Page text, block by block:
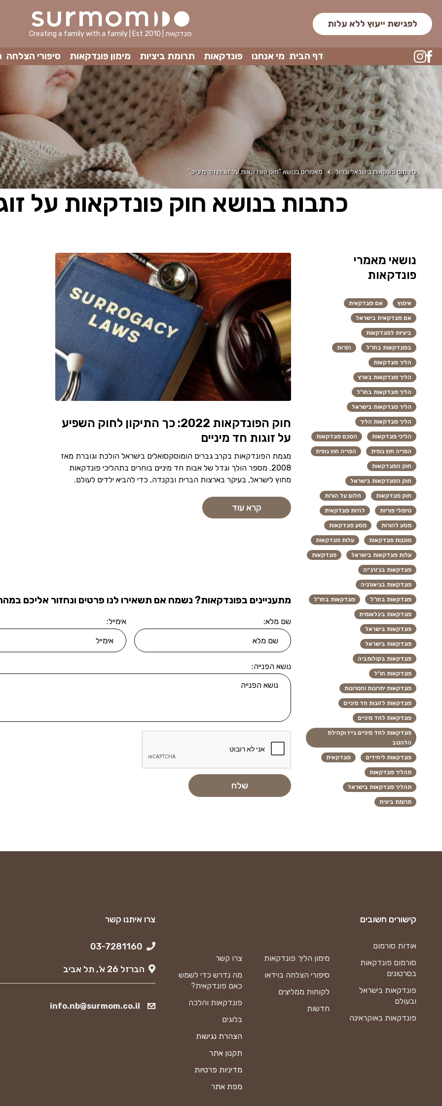
לפגישת ייעוץ ללא עלות
Creating a family with a family | Est 2010 | פונדקאות
דף הבית מי אנחנו פונדקאות תרומת ביציות מימון פונדקאות סיפורי הצלחה
סורמום פונקאות בישראל ובחול מאמרים בנושא "חוק פונדקאות על זוגות חד מיניים"
כתבות בנושא חוק פונדקאות על
חוק הפונדקאות 2022: כך התיקון לחוק השפיע
על זוגות חד מיניים
מגמת הפונדקאות בקרב גברים הומוסקסואלים בישראל הולכת וגוברת מאז
2008. מספר הולך וגדל של אבות חד מיניים בוחרים בתהליכי פונדקאות
מחוץ לישראל, בעיקר בארצות הברית ובקנדה, כדי להביא ילדים לעולם.
קרא עוד
מתעניינים בפונדקאות? נשמח אם תשאירו לנו פרטים ונחזור אליכם
שם מלא: אימייל:
נושא הפנייה:
נושאי מאמרי
פונדקאות
אימוץ אם פונדקאית
אם פונדקאית בישראל
ביציות לפונדקאות
בפונדקאות בחו"ל הוֹרוּת
הליך פונדקאות
הליך פונדקאות בארץ
הליך פונדקאות בחו"ל
הליך פונדקאות בישראל
הליך פונדקאות הליך
הליכי פונדקאות הסכם פונדקאות
הפריה חוץ גופית הפריה חוץ גופית
חוק הפונדקאות
חוק הפונדקאות בישראל
חוק פונדקאות חלום על הורות
טיפולי פוריות להיות פונדקאית
מסע להורות מסע פונדקאות
סוכנות פונדקאות עלות פונדקאות
עלות פונדקאות בישראל פונדקאות
פונדקאות בג'ורג'יה
פונדקאות בגיאורגיה
פונדקאות בחו"ל פונדקאות בחו"ל
פונדקאות בינלאומית
פונדקאות בישראל
פונדקאות בישראל
פונדקאות בקולומביה
פונדקאות חו"ל
פונדקאות יתרונות וחסרונות
פונדקאות לזוגות חד מיניים
פונדקאות לחד מיניים
פונדקאות לחד מיניים גייז וקהילת
הלהטב
פונדקאות ליחידים פונדקאית
תהליך פונדקאות
תהליך פונדקאות בישראל
תרומת ביצית
צרו איתנו קשר
הברזל 26 א’, תל אביב
info.nb@surmom.co.il
צרו קשר
מה נדרש כדי לשמש
כאם פונדקאית?
פונדקאות והלכה
בלוגים
הצהרת נגישות
תקנון אתר
מדיניות פרטיות
מפת אתר
מימון הליך פונדקאות
סיפורי הצלחה בוידאו
לקוחות ממליצים
חדשות
קישורים חשובים
אודות סורמום
סורמום פונדקאות
בסרטונים
פונדקאות בישראל
ובעולם
פונדקאות באוקראינה